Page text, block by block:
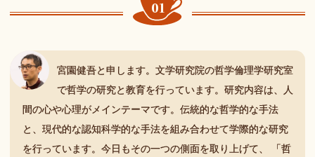
宮園健吾と申します。文学研究院の哲学倫理学研究室
で哲学の研究と教育を行っています。研究内容は、人
間の心や心理がメインテーマです。伝統的な哲学的な手法
と、現代的な認知科学的な手法を組み合わせて学際的な研究
を行っています。今日もその一つの側面を取り上げて、 「哲